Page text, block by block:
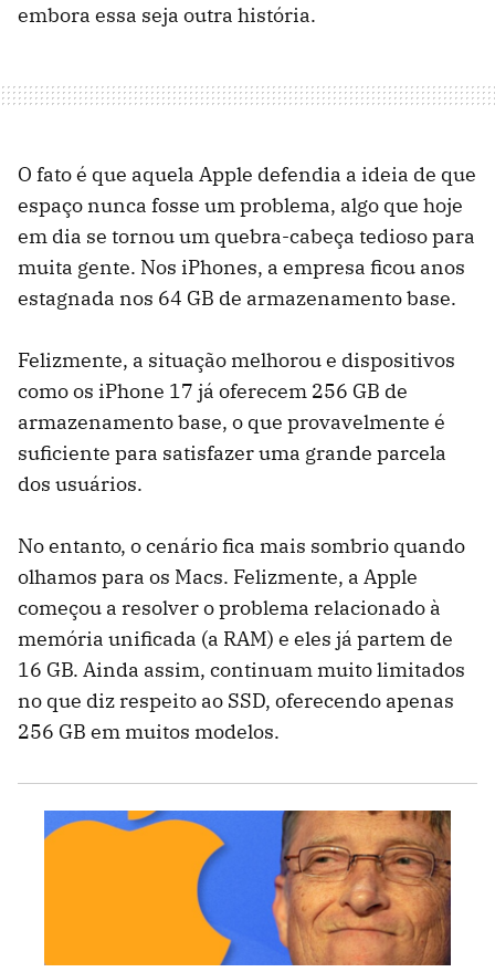
embora essa seja outra história.
O fato é que aquela Apple defendia a ideia de que
espaço nunca fosse um problema, algo que hoje
em dia se tornou um quebra-cabeça tedioso para
muita gente. Nos iPhones, a empresa ficou anos
estagnada nos 64 GB de armazenamento base.
Felizmente, a situação melhorou e dispositivos
como os iPhone 17 já oferecem 256 GB de
armazenamento base, o que provavelmente é
suficiente para satisfazer uma grande parcela
dos usuários.
No entanto, o cenário fica mais sombrio quando
olhamos para os Macs. Felizmente, a Apple
começou a resolver o problema relacionado à
memória unificada (a RAM) e eles já partem de
16 GB. Ainda assim, continuam muito limitados
no que diz respeito ao SSD, oferecendo apenas
256 GB em muitos modelos.